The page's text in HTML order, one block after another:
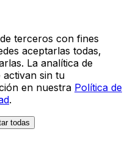
terceros con fines
aceptarlas todas,
La analítica de
sin tu
en nuestra Política de
.
todas